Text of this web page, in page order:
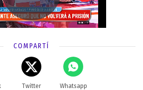
COMPARTÍ
Twitter Whatsapp